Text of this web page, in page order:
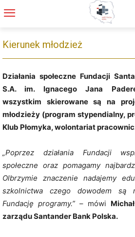
Kierunek młodzież
Działania społeczne Fundacji
S.A. im. Ignacego Jana
wszystkim skierowane są na
młodzieży (program stypendialny,
Klub Płomyka, wolontariat
„Poprzez działania Fundacji
społeczne oraz pomagamy
Olbrzymie znaczenie nadajemy
szkolnictwa czego dowodem są
Fundację programy.” – mówi
zarządu Santander Bank Polska.